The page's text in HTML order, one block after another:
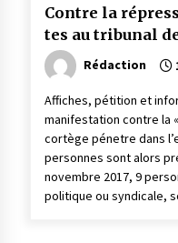
Contre la
tes au tribunal
Rédaction
Affiches, pétition et
manifestation contre la
cortège pénetre dans
personnes sont alors
novembre 2017, 9
politique ou syndicale,